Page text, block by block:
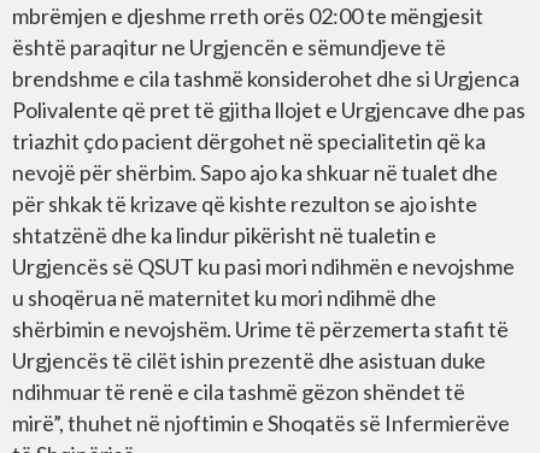
mbrëmjen e djeshme rreth orës 02:00 te mëngjesit
është paraqitur ne Urgjencën e sëmundjeve të
brendshme e cila tashmë konsiderohet dhe si Urgjenca
Polivalente që pret të gjitha llojet e Urgjencave dhe pas
triazhit çdo pacient dërgohet në specialitetin që ka
nevojë për shërbim. Sapo ajo ka shkuar në tualet dhe
për shkak të krizave që kishte rezulton se ajo ishte
shtatzënë dhe ka lindur pikërisht në tualetin e
Urgjencës së QSUT ku pasi mori ndihmën e nevojshme
u shoqërua në maternitet ku mori ndihmë dhe
shërbimin e nevojshëm. Urime të përzemerta stafit të
Urgjencës të cilët ishin prezentë dhe asistuan duke
ndihmuar të renë e cila tashmë gëzon shëndet të
mirë”, thuhet në njoftimin e Shoqatës së Infermierëve